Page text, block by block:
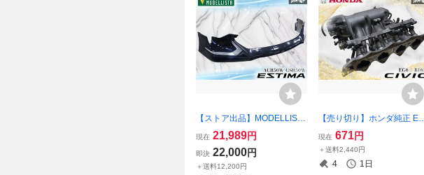
【ストア出品】MODELLIST
A モデリスタ ACR50W GSR
50W エスティマ アエラス 後
期 フロントスポイラー リッ
プスポイラー ハーフスポイ
現在 21,989円
即決 22,000円
＋送料12,200円
【売り切り】ホンダ純正 EG
6 シビック B16A インテーク
マニホールド インマニ スロ
ットルボディ スロボ エンジ
ン部品 激安魔王 ●
現在 671円
＋送料2,440円
4 1日